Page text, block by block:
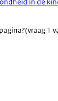
(vraag 1